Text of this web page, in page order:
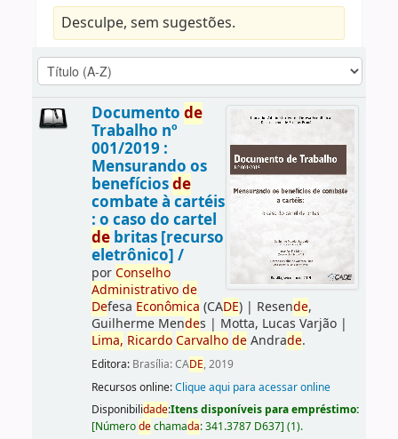
Desculpe, sem sugestões.
Documento de
Trabalho nº
001/2019 :
Mensurando os
benefíciosde
combate à cartéis
: o caso do cartel
debritas [recurso
eletrônico] /
porConselho
Administrativo de
Defesa Econômica (CADE)| Resende,
Guilherme Mendes | Motta, Lucas Varjão|
Lima, Ricardo Carvalho deAndrade.
Editora: Brasília: CADE, 2019
Recursos online:Clique aqui para acessar online
Disponibilidade:Itens disponíveis para empréstimo:
[Númerodechamada:341.3787 D637] (1).